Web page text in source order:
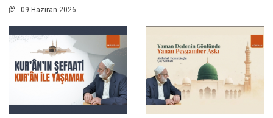
09 Haziran 2026